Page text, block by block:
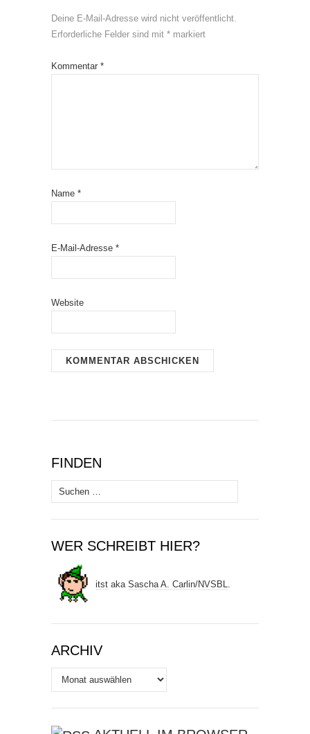
Deine E-Mail-Adresse wird nicht veröffentlicht.
Erforderliche Felder sind mit * markiert
Kommentar *
Name *
E-Mail-Adresse *
Website
FINDEN
Suchen
nach:
WER SCHREIBT HIER?
itst aka Sascha A. Carlin/NVSBL.
ARCHIV
Archiv